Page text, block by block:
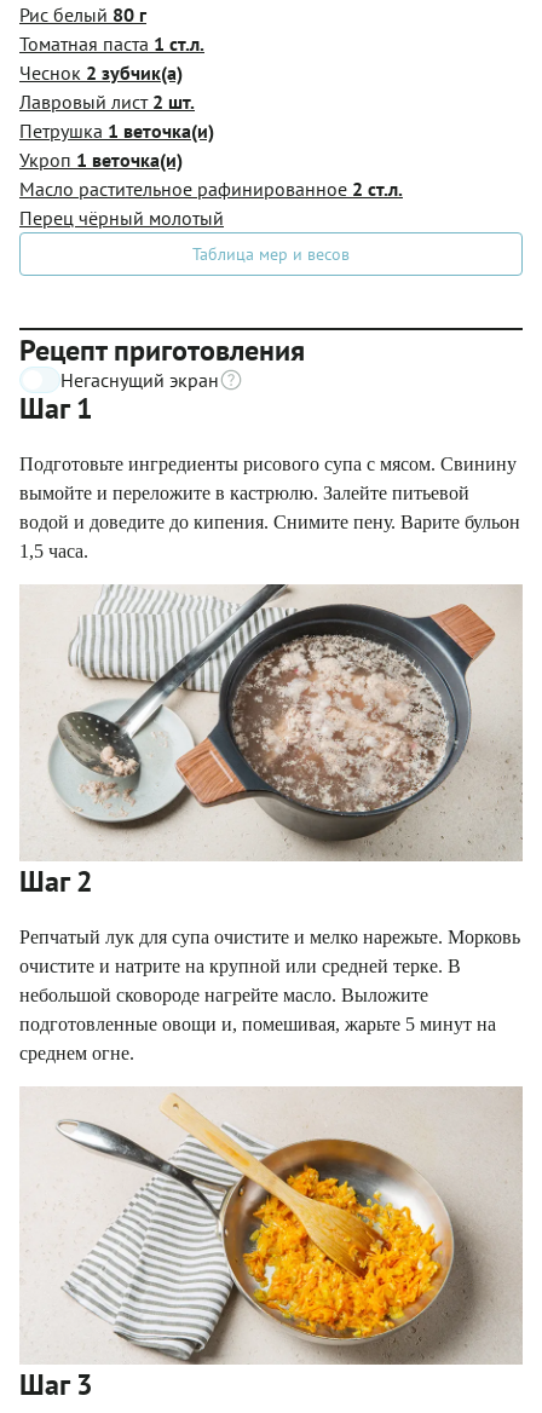
Рис белый 80 г
Томатная паста 1 ст.л.
Чеснок 2 зубчик(а)
Лавровый лист 2 шт.
Петрушка 1 веточка(и)
Укроп 1 веточка(и)
Масло растительное рафинированное 2 ст.л.
Перец чёрный молотый
Таблица мер и весов
Рецепт приготовления
Негаснущий экран
Шаг 1
Подготовьте ингредиенты рисового супа с мясом. Свинину
вымойте и переложите в кастрюлю. Залейте питьевой
водой и доведите до кипения. Снимите пену. Варите бульон
1,5 часа.
Шаг 2
Репчатый лук для супа очистите и мелко нарежьте. Морковь
очистите и натрите на крупной или средней терке. В
небольшой сковороде нагрейте масло. Выложите
подготовленные овощи и, помешивая, жарьте 5 минут на
среднем огне.
Шаг 3